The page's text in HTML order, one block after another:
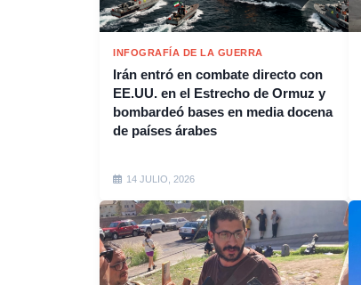
INFOGRAFÍA DE LA GUERRA
Irán entró en combate directo con
EE.UU. en el Estrecho de Ormuz y
bombardeó bases en media docena
de países árabes
14 JULIO, 2026